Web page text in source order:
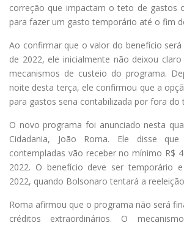
correção que impactam o teto de gastos
para fazer um gasto temporário até o fim
Ao confirmar que o valor do benefício
de 2022, ele inicialmente não deixou
mecanismos de custeio do programa.
noite desta terça, ele confirmou que a
para gastos seria contabilizada por fora do
O novo programa foi anunciado nesta
Cidadania, João Roma. Ele disse
contempladas vão receber no mínimo R$
2022. O benefício deve ser temporário
2022, quando Bolsonaro tentará a
Roma afirmou que o programa não será
créditos extraordinários. O